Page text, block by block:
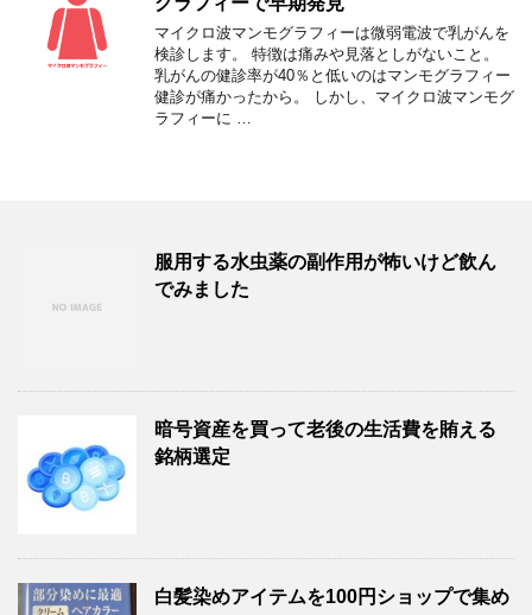
マイクロ波マンモグラフィーは微弱電波で乳がんを
検診します。 特徴は痛みや見落としがないこと。
乳がんの健診率が40％と低いのはマンモグラフィー
健診が痛かったから。 しかし、マイクロ波マンモグ
ラフィーに …
服用する水虫薬の副作用が怖いけど飲ん
でみました
暗号資産を買って老後の生活費を賄える
銘柄選定
白髪染めアイテムを100円ショップで集め